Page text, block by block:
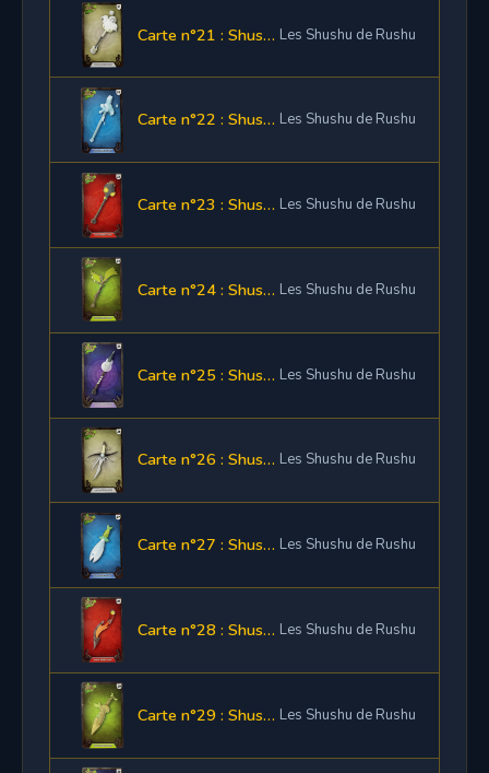
Carte n°21 : Shushette Baguette Air Les Shushu de Rushu
Carte n°22 : Shushette Baguette Eau Les Shushu de Rushu
Carte n°23 : Shushette Baguette Feu Les Shushu de Rushu
Carte n°24 : Shushette Baguette Terre Les Shushu de Rushu
Carte n°25 : Shushette Baguette Neutre Les Shushu de Rushu
Carte n°26 : Shushette Dague Air Les Shushu de Rushu
Carte n°27 : Shushette Dague Eau Les Shushu de Rushu
Carte n°28 : Shushette Dague Feu Les Shushu de Rushu
Carte n°29 : Shushette Dague Terre Les Shushu de Rushu